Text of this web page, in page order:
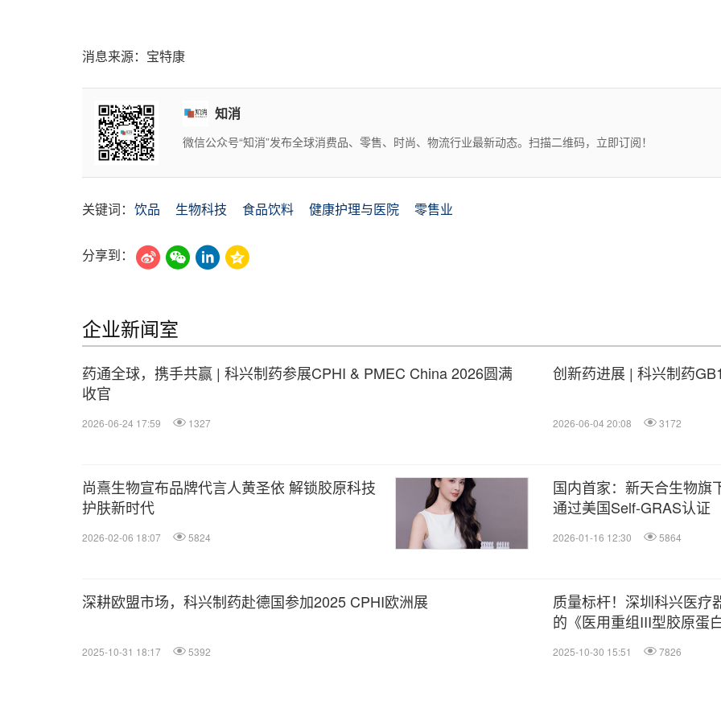
消息来源：宝特康
知消
微信公众号“知消”发布全球消费品、零售、时尚、物流行业最新动态。扫描二维码，立即订阅！
关键词： 饮品 生物科技 食品饮料 健康护理与医院 零售业
分享到：
企业新闻室
药通全球，携手共赢 | 科兴制药参展CPHI & PMEC China 2026圆满
收官
2026-06-24 17:59 1327
创新药进展 | 科兴制药
2026-06-04 20:08 3172
尚熹生物宣布品牌代言人黄圣依 解锁胶原科技
护肤新时代
2026-02-06 18:07 5824
国内首家：新天合生物旗
通过美国Self-GRAS认证
2026-01-16 12:30 5864
深耕欧盟市场，科兴制药赴德国参加2025 CPHI欧洲展
2025-10-31 18:17 5392
质量标杆！深圳科兴医疗
的《医用重组III型胶原蛋
2025-10-30 15:51 7826